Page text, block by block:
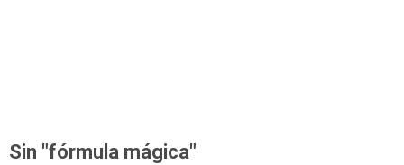
Sin "fórmula mágica"